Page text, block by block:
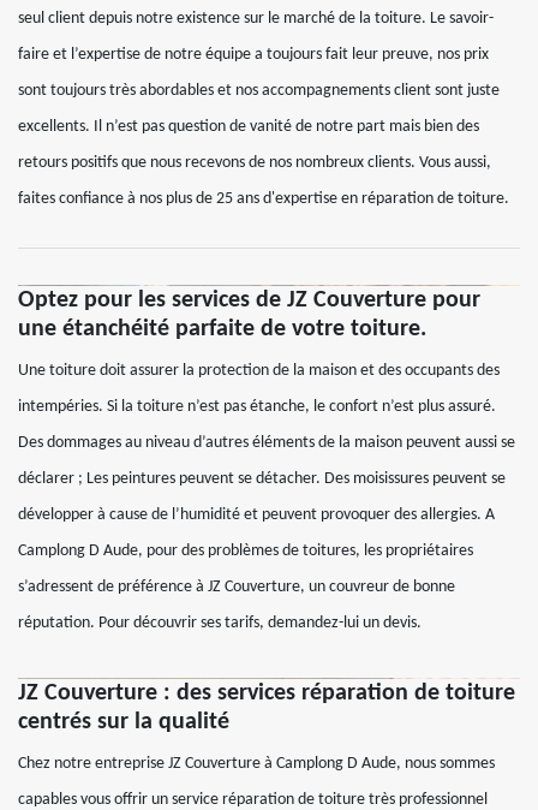
seul client depuis notre existence sur le marché de la toiture. Le savoir-
faire et l’expertise de notre équipe a toujours fait leur preuve, nos prix
sont toujours très abordables et nos accompagnements client sont juste
excellents. Il n’est pas question de vanité de notre part mais bien des
retours positifs que nous recevons de nos nombreux clients. Vous aussi,
faites confiance à nos plus de 25 ans d'expertise en réparation de toiture.
Optez pour les services de JZ Couverture pour
une étanchéité parfaite de votre toiture.
Une toiture doit assurer la protection de la maison et des occupants des
intempéries. Si la toiture n’est pas étanche, le confort n’est plus assuré.
Des dommages au niveau d’autres éléments de la maison peuvent aussi se
déclarer ; Les peintures peuvent se détacher. Des moisissures peuvent se
développer à cause de l’humidité et peuvent provoquer des allergies. A
Camplong D Aude, pour des problèmes de toitures, les propriétaires
s’adressent de préférence à JZ Couverture, un couvreur de bonne
réputation. Pour découvrir ses tarifs, demandez-lui un devis.
JZ Couverture : des services réparation de toiture
centrés sur la qualité
Chez notre entreprise JZ Couverture à Camplong D Aude, nous sommes
capables vous offrir un service réparation de toiture très professionnel